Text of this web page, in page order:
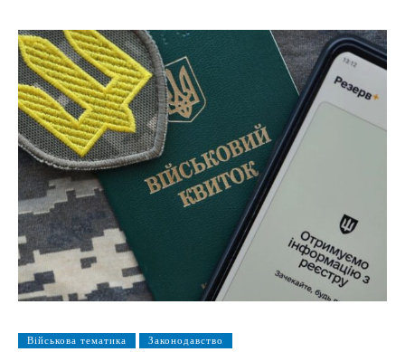
Військова тематика Законодавство